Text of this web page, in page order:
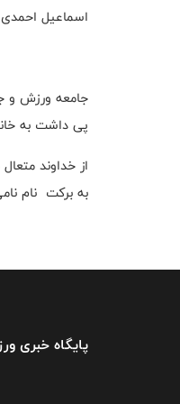
اسماعیل
جامعه ورزش و
پی داشت به
از خداوند
به برکت نام
پایگاه خبری